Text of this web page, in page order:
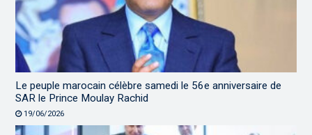
Le peuple marocain célèbre samedi le 56e anniversaire de
SAR le Prince Moulay Rachid
19/06/2026